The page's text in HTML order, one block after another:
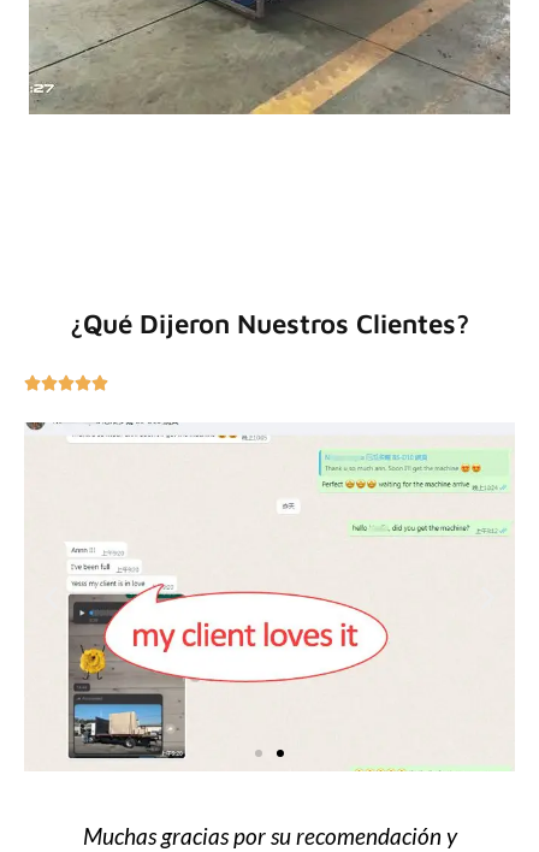
¿Qué Dijeron Nuestros Clientes?

Muchas gracias por su recomendación y